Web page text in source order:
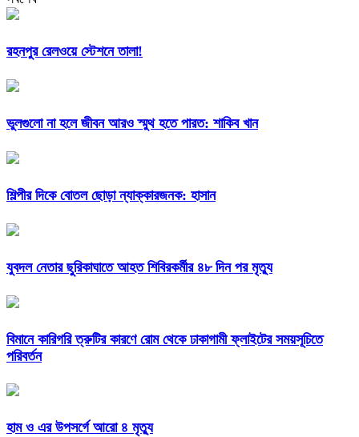
রহনপুর রেলওয়ে স্টেশনে তালা!
ভুলগুলো না হলে জীবন আরও স্মুথ হতে পারত: শাকিব খান
শিল্পীর দিকে বোতল ছোড়া ন্যাক্কারজনক: হাসান
যুবদল নেতার ছুরিকাঘাতে আহত শিবিরকর্মীর ৪৮ দিন পর মৃত্যু
বিমানে কারিগরি ত্রুটির কারণে রোম থেকে ঢাকাগামী ফ্লাইটের সময়সূচিতে
পরিবর্তন
হাম ও এর উপসর্গে আরো ৪ মৃত্যু